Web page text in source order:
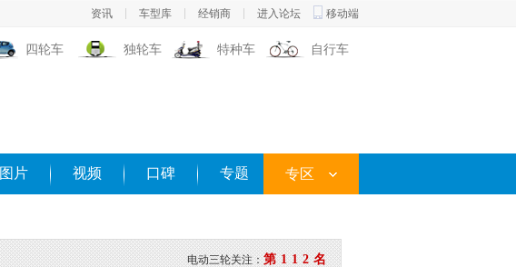
资讯 车型库 经销商 进入论坛 移动端
四轮车 独轮车 特种车 自行车
图片 视频 口碑 专题 专区
电动三轮关注：第112名